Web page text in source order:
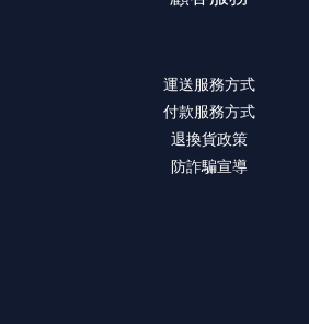
運送服務方式
付款服務方式
退換貨政策
防詐騙宣導